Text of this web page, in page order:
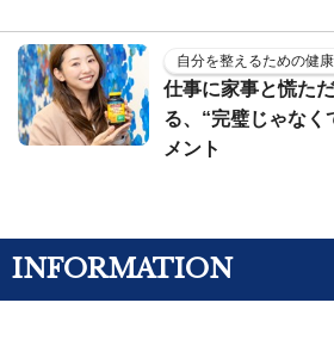
自分を整えるための健
仕事に家事と慌た
る、“完璧じゃなく
メント
INFORMATION